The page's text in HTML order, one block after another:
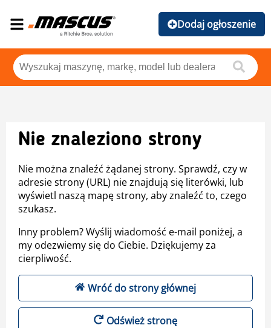
Dodaj ogłoszenie
Nie znaleziono strony
Nie można znaleźć żądanej strony. Sprawdź, czy w
adresie strony (URL) nie znajdują się literówki, lub
wyświetl naszą mapę strony, aby znaleźć to, czego
szukasz.
Inny problem? Wyślij wiadomość e-mail poniżej, a
my odezwiemy się do Ciebie. Dziękujemy za
cierpliwość.
Wróć do strony głównej
Odśwież stronę